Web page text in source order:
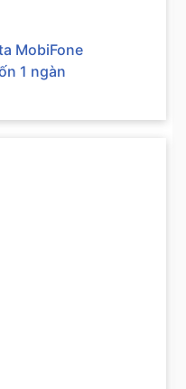
MobiFone
1 ngàn